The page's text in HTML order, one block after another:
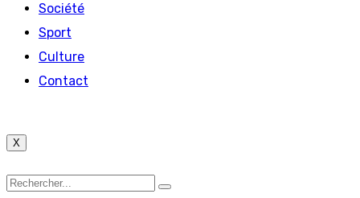
Société
Sport
Culture
Contact
X